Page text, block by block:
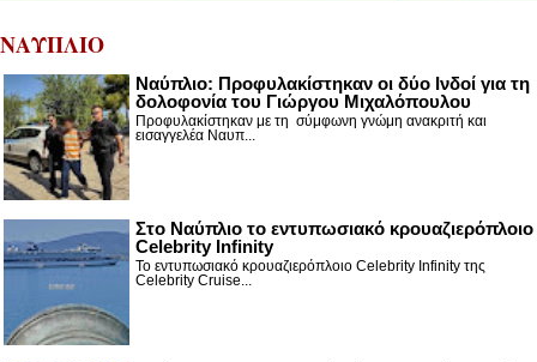
ΝΑΥΠΛΙΟ
Ναύπλιο: Προφυλακίστηκαν οι δύο Ινδοί για τη
δολοφονία του Γιώργου Μιχαλόπουλου
Προφυλακίστηκαν με τη σύμφωνη γνώμη ανακριτή και
εισαγγελέα Ναυπ...
Στο Ναύπλιο το εντυπωσιακό κρουαζιερόπλοιο
Celebrity Infinity
Το εντυπωσιακό κρουαζιερόπλοιο Celebrity Infinity της
Celebrity Cruise...